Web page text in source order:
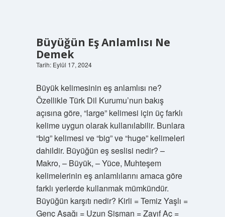
Büyüğün Eş Anlamlısı Ne
Demek
Tarih: Eylül 17, 2024
Büyük kelimesinin eş anlamlısı ne?
Özellikle Türk Dil Kurumu’nun bakış
açısına göre, “large” kelimesi için üç farklı
kelime uygun olarak kullanılabilir. Bunlara
“big” kelimesi ve “big” ve “huge” kelimeleri
dahildir. Büyüğün eş seslisi nedir? –
Makro, – Büyük, – Yüce, Muhteşem
kelimelerinin eş anlamlılarını amaca göre
farklı yerlerde kullanmak mümkündür.
Büyüğün karşıtı nedir? Kirli = Temiz Yaşlı =
Genç Aşağı = Uzun Şişman = Zayıf Aç =